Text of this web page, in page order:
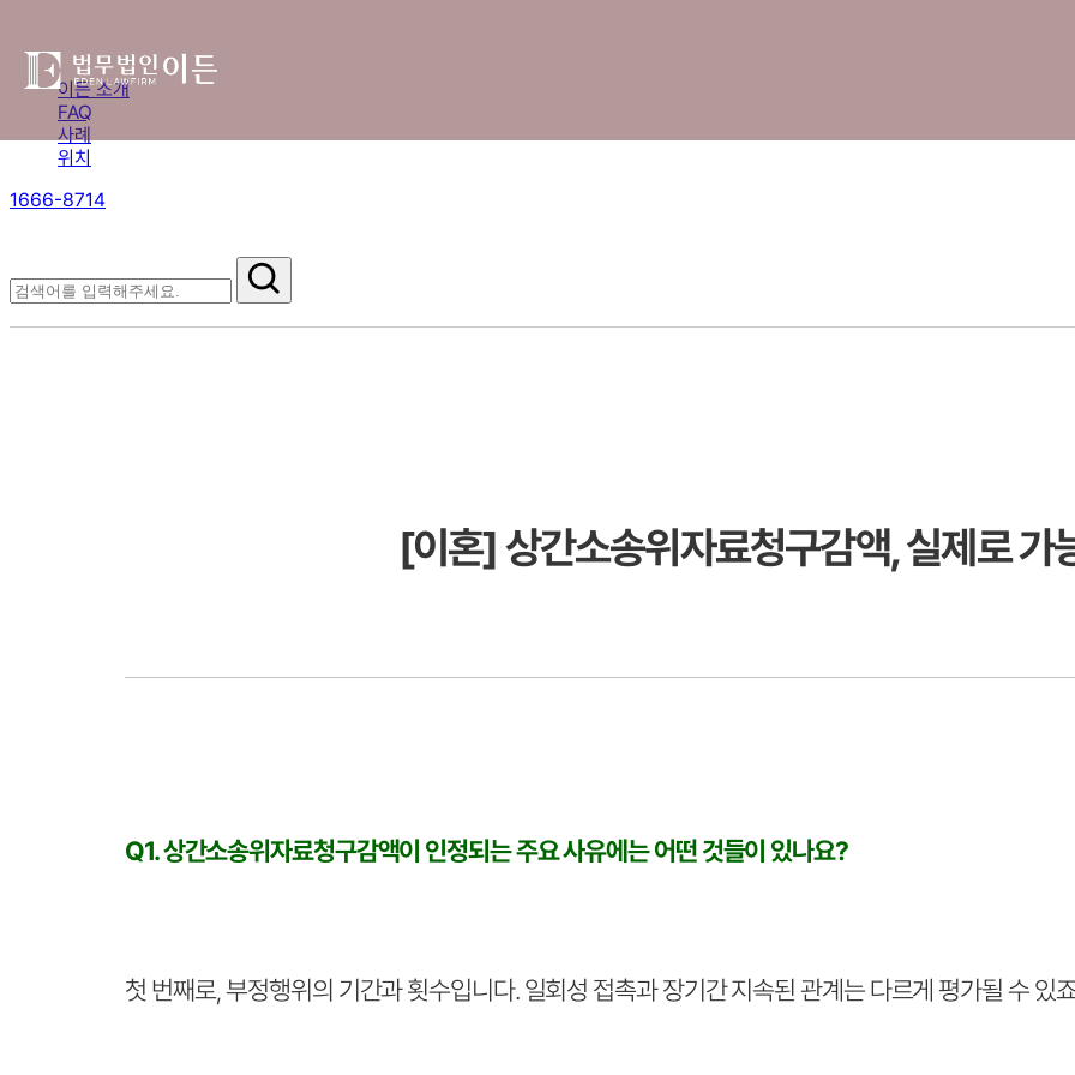
이든 소개
FAQ
사례
위치
1666-8714
[이혼] 상간소송위자료청구감액, 실제로 가
Q1. 상간소송위자료청구감액이 인정되는 주요 사유에는 어떤 것들이 있나요?
첫 번째로, 부정행위의 기간과 횟수입니다. 일회성 접촉과 장기간 지속된 관계는 다르게 평가될 수 있